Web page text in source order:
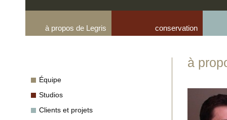
à propos de Legris conservation
à
Équipe
Studios
Clients et projets